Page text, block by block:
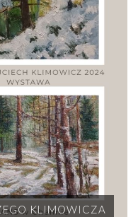
KLIMOWICZA